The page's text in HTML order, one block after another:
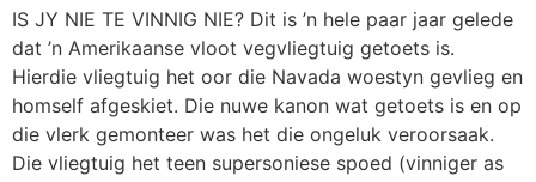
IS JY NIE TE VINNIG NIE? Dit is ’n hele paar jaar gelede
dat ’n Amerikaanse vloot vegvliegtuig getoets is.
Hierdie vliegtuig het oor die Navada woestyn gevlieg en
homself afgeskiet. Die nuwe kanon wat getoets is en op
die vlerk gemonteer was het die ongeluk veroorsaak.
Die vliegtuig het teen supersoniese spoed (vinniger as